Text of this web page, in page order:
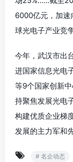
6000亿元，加速
球光电子产业竞
今年，武汉市出
进国家信息光电
等9个国家创新
持聚焦发展光电
构建优质企业梯
发展的主力军和
# 名企动态